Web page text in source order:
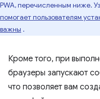
PWA, перечисленным ниже.
помогает пользователям
важны .
Кроме того, при
браузеры запускают
что позволяет вам